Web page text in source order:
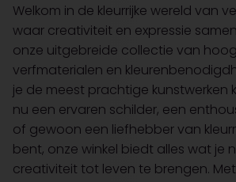
Welkom in de kleurrijke wereld van
waar creativiteit en expressie
onze uitgebreide collectie van
verfmaterialen en
je de meest prachtige kunstwerken
nu een ervaren schilder, een
of gewoon een liefhebber van
bent, onze winkel biedt alles wat je
creativiteit tot leven te brengen.